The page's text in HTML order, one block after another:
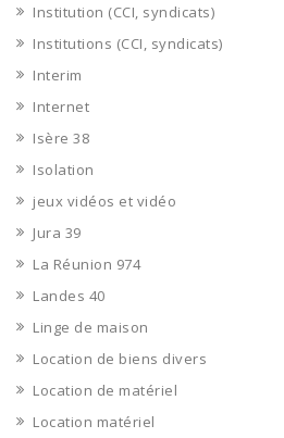
Institution (CCI, syndicats)
Institutions (CCI, syndicats)
Interim
Internet
Isère 38
Isolation
jeux vidéos et vidéo
Jura 39
La Réunion 974
Landes 40
Linge de maison
Location de biens divers
Location de matériel
Location matériel